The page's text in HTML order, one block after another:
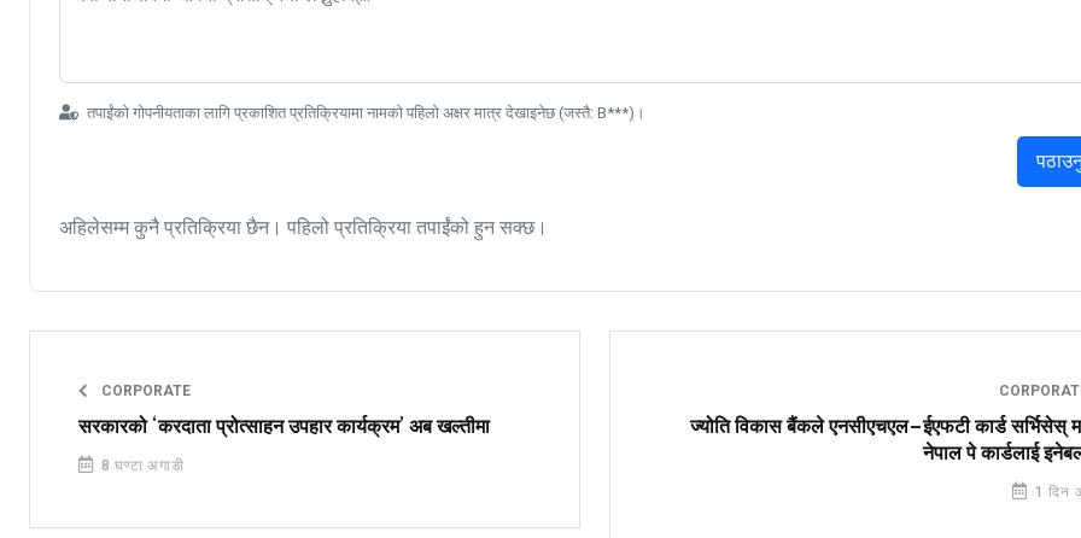
तपाईंको गोपनीयताका लागि प्रकाशित प्रतिक्रियामा नामको पहिलो अक्षर मात्र देखाइनेछ (जस्तै: B***)।
अहिलेसम्म कुनै प्रतिक्रिया छैन। पहिलो प्रतिक्रिया तपाईंको हुन सक्छ।
CORPORATE
सरकारको ‘करदाता प्रोत्साहन उपहार कार्यक्रम’ अब खल्तीमा
8 घण्टा अगाडी
ज्योति विकास बैंकले एनसीएचएल–ईएफटी कार्ड सर्भिसेस्
नेपाल पे कार्डलाई
1 दिन